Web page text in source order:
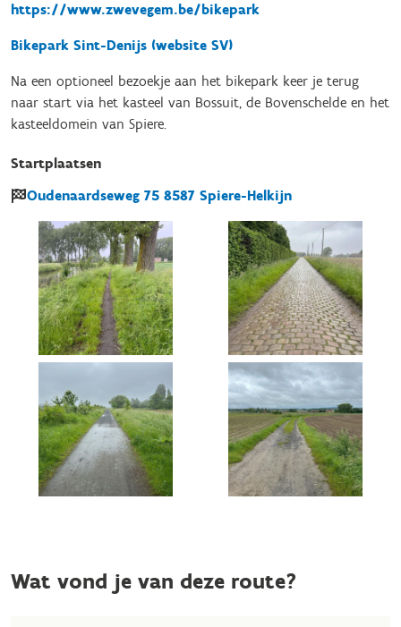
https://www.zwevegem.be/bikepark
Bikepark Sint-Denijs (website SV)
Na een optioneel bezoekje aan het bikepark keer je terug
naar start via het kasteel van Bossuit, de Bovenschelde en het
kasteeldomein van Spiere.
Startplaatsen
Oudenaardseweg 75 8587 Spiere-Helkijn
Wat vond je van deze route?